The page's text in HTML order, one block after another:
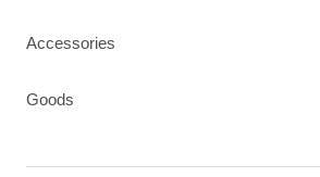
Accessories
Goods